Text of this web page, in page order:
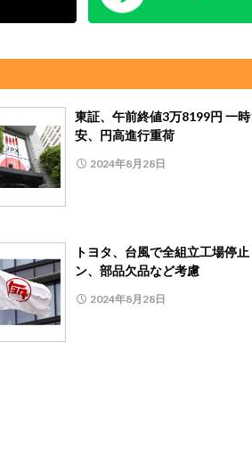
東証、午前終値3万8199円 一
安、円高進行重荷
2024年8月28日
トヨタ、台風で全組立工場停止
ン、部品欠品など考慮
2024年8月28日